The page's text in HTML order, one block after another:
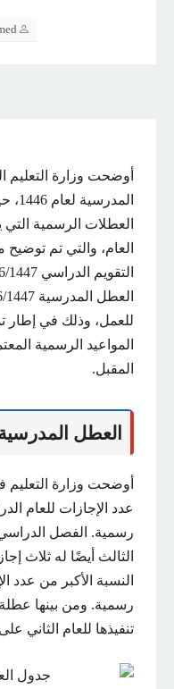
أوضحت وزارة التعليم
العطلات الرسمية
العام، والتي تم
للعمل، وذلك في إطار
المواعيد الرسمية
المقبل.
العطل المدرسية
أوضحت وزارة التعليم
رسمية. الفصل
الثالث أيضًا له ثلاث
النسبة الأكبر من عدد
رسمية. ومن بينها
تنفيذها للعام الثاني